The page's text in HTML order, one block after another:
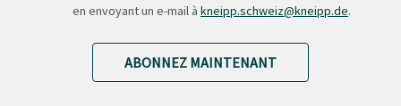
en envoyant un e-mail à kneipp.schweiz@kneipp.de.
ABONNEZ MAINTENANT